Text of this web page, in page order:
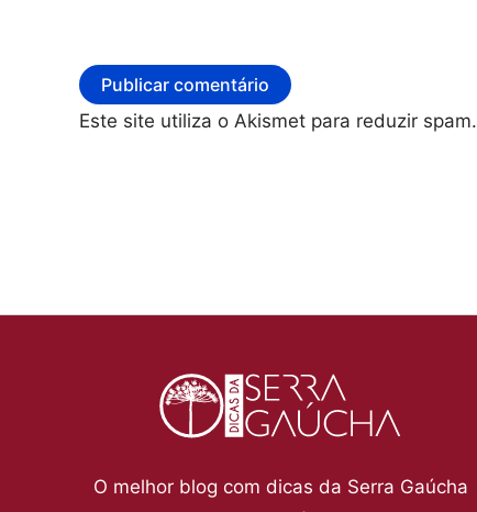
Este site utiliza o Akismet para reduzir spam.
O melhor blog com dicas da Serra Gaúcha